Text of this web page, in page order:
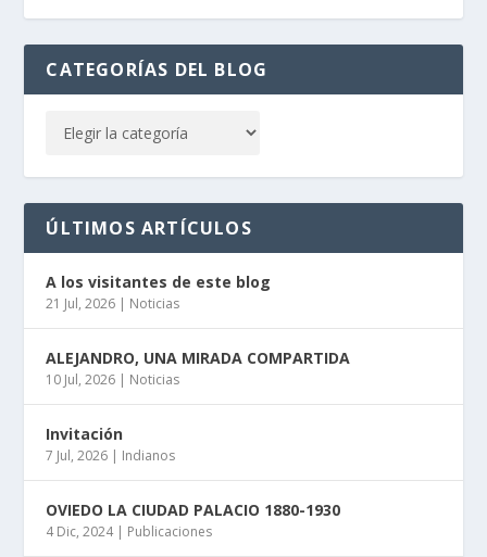
CATEGORÍAS DEL BLOG
ÚLTIMOS ARTÍCULOS
A los visitantes de este blog
21 Jul, 2026 | Noticias
ALEJANDRO, UNA MIRADA COMPARTIDA
10 Jul, 2026 | Noticias
Invitación
7 Jul, 2026 | Indianos
OVIEDO LA CIUDAD PALACIO 1880-1930
4 Dic, 2024| Publicaciones